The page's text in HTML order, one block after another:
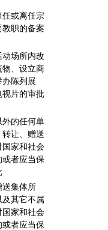
任或离任宗
职的备案
场所内改
物、设立商
办陈列展
视片的审批
外的任何单
让、赠送
国家和社会
或者应当保
送集体所
其它不属
国家和社会
或者应当保